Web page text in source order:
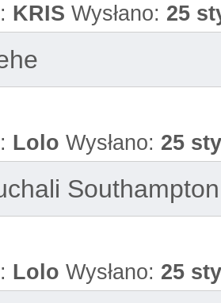
KRIS Wysłano: 25
Lolo Wysłano: 25
Lolo Wysłano: 25